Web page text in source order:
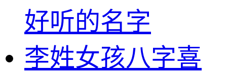
好听的名字
李姓女孩八字喜